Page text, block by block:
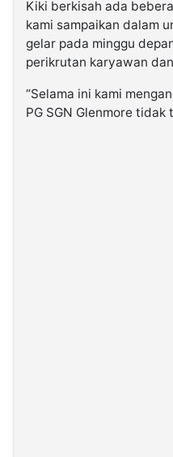
Kiki berkisah ada
kami sampaikan dalam
gelar pada minggu
perikrutan karyawan
“Selama ini kami
PG SGN Glenmore tidak